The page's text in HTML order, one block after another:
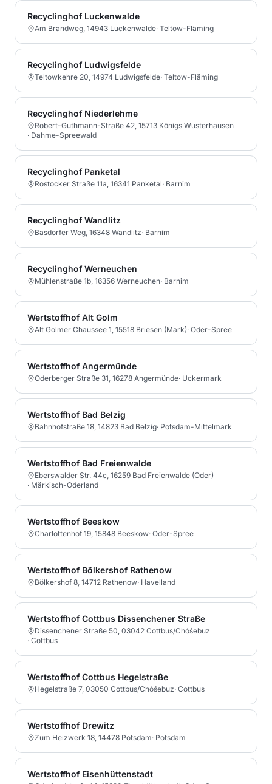
Recyclinghof Luckenwalde
Am Brandweg, 14943 Luckenwalde· Teltow-Fläming
Recyclinghof Ludwigsfelde
Teltowkehre 20, 14974 Ludwigsfelde· Teltow-Fläming
Recyclinghof Niederlehme
Robert-Guthmann-Straße 42, 15713 Königs Wusterhausen
· Dahme-Spreewald
Recyclinghof Panketal
Rostocker Straße 11a, 16341 Panketal· Barnim
Recyclinghof Wandlitz
Basdorfer Weg, 16348 Wandlitz· Barnim
Recyclinghof Werneuchen
Mühlenstraße 1b, 16356 Werneuchen· Barnim
Wertstoffhof Alt Golm
Alt Golmer Chaussee 1, 15518 Briesen (Mark)· Oder-Spree
Wertstoffhof Angermünde
Oderberger Straße 31, 16278 Angermünde· Uckermark
Wertstoffhof Bad Belzig
Bahnhofstraße 18, 14823 Bad Belzig· Potsdam-Mittelmark
Wertstoffhof Bad Freienwalde
Eberswalder Str. 44c, 16259 Bad Freienwalde (Oder)
· Märkisch-Oderland
Wertstoffhof Beeskow
Charlottenhof 19, 15848 Beeskow· Oder-Spree
Wertstoffhof Bölkershof Rathenow
Bölkershof 8, 14712 Rathenow· Havelland
Wertstoffhof Cottbus Dissenchener Straße
Dissenchener Straße 50, 03042 Cottbus/Chóśebuz
· Cottbus
Wertstoffhof Cottbus Hegelstraße
Hegelstraße 7, 03050 Cottbus/Chóśebuz· Cottbus
Wertstoffhof Drewitz
Zum Heizwerk 18, 14478 Potsdam· Potsdam
Wertstoffhof Eisenhüttenstadt